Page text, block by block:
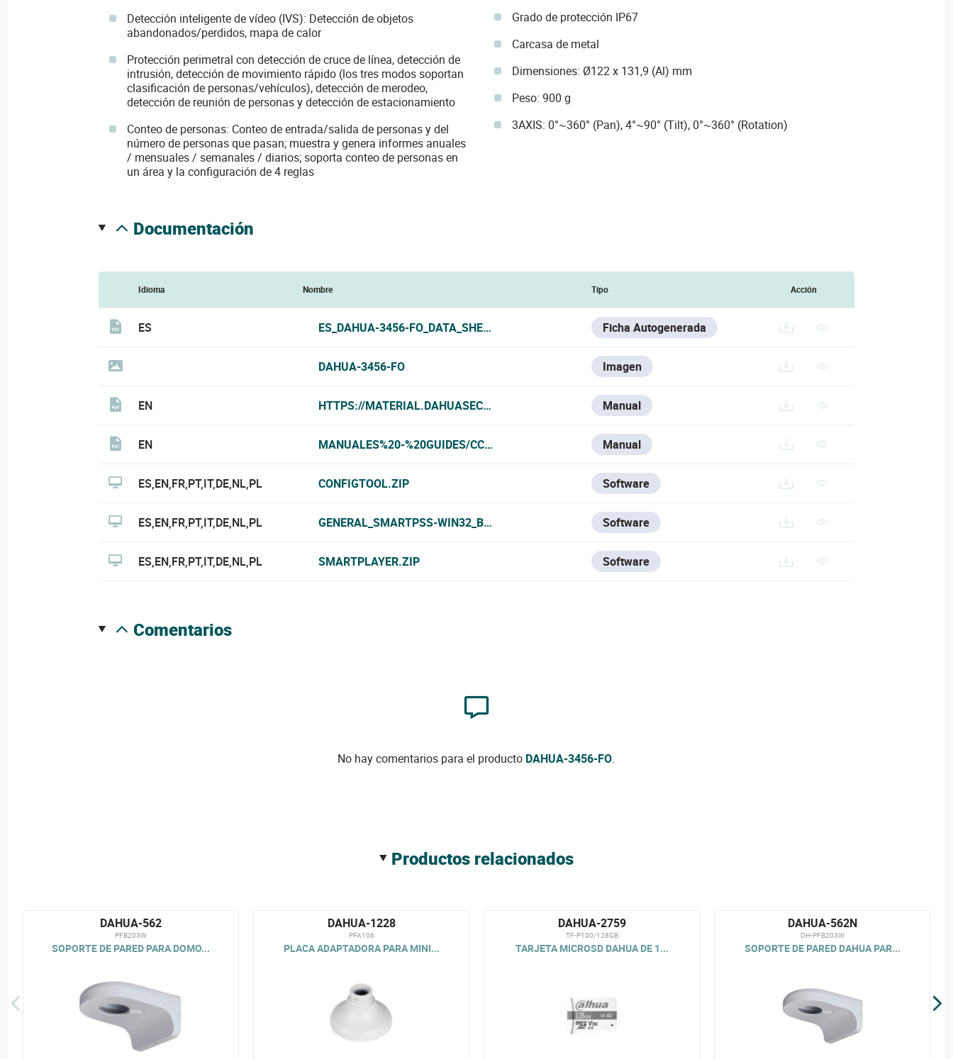
Detección inteligente de vídeo (IVS): Detección de objetos
abandonados/perdidos, mapa de calor
Protección perimetral con detección de cruce de línea, detección de
intrusión, detección de movimiento rápido (los tres modos soportan
clasificación de personas/vehículos), detección de merodeo,
detección de reunión de personas y detección de estacionamiento
Conteo de personas: Conteo de entrada/salida de personas y del
número de personas que pasan; muestra y genera informes anuales
/ mensuales / semanales / diarios; soporta conteo de personas en
un área y la configuración de 4 reglas
Grado de protección IP67
Carcasa de metal
Dimensiones: Ø122 x 131,9 (Al) mm
Peso: 900 g
3AXIS: 0°~360° (Pan), 4°~90° (Tilt), 0°~360° (Rotation)
documentación
Idioma Nombre Tipo Acción
ES ES_DAHUA-3456-FO_DATA_SHEET.PDF Ficha Autogenerada
DAHUA-3456-FO Imagen
EN HTTPS://MATERIAL.DAHUASECURITY.COM/UPLOADS/SOFT/20240726/DAHUA-CAMERA-ACCESSORIES-
Manual
EN MANUALES%20-%20GUIDES/CCTV/DAHUA/CAMS%20IP/DAHUA-3456-FO
Manual
ES,EN,FR,PT,IT,DE,NL,PL CONFIGTOOL.ZIP Software
ES,EN,FR,PT,IT,DE,NL,PL GENERAL_SMARTPSS-WIN32_BYDEMES_ENGSPFRPT_V2.002.200714.RAR
Software
ES,EN,FR,PT,IT,DE,NL,PL SMARTPLAYER.ZIP Software
comentarios
No hay comentarios para el producto DAHUA-3456-FO.
productos relacionados
DAHUA-562
PFB203W
SOPORTE DE PARED PARA DOMO...
DAHUA-1228
PFA106
PLACA ADAPTADORA PARA MINI...
DAHUA-2759
TF-P100/128GB
TARJETA MICROSD DAHUA DE 1...
DAHUA-562N
DH-PFB203W
SOPORTE DE PARED DAHUA PAR...